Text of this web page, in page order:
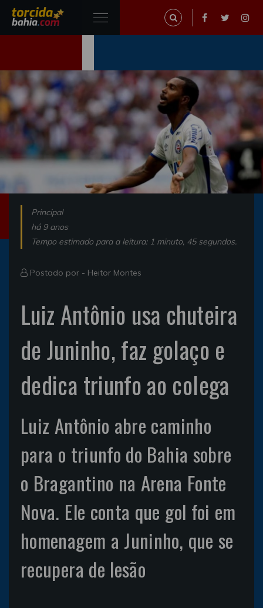
Principal
há 9 anos
Tempo estimado para a leitura: 1 minuto, 45 segundos.
Postado por - Heitor Montes
Luiz Antônio usa chuteira
de Juninho, faz golaço e
dedica triunfo ao colega
Luiz Antônio abre caminho
para o triunfo do Bahia sobre
o Bragantino na Arena Fonte
Nova. Ele conta que gol foi em
homenagem a Juninho, que se
recupera de lesão